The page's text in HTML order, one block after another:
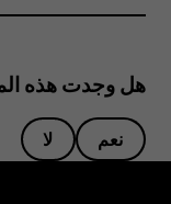
الهواتف
الهواتف
Terra M
هل وجدت هذه
نعم لا